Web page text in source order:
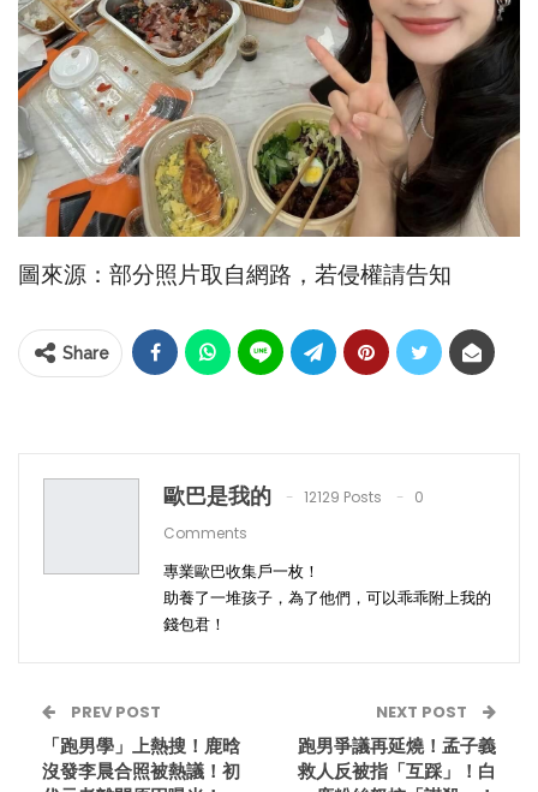
圖來源：部分照片取自網路，若侵權請告知
Share
歐巴是我的 12129 Posts
0
Comments
專業歐巴收集戶一枚！
助養了一堆孩子，為了他們，可以乖乖附上我的
錢包君！
PREV POST
「跑男學」上熱搜！鹿晗
沒發李晨合照被熱議！初
NEXT POST
跑男爭議再延燒！孟子義
救人反被指「互踩」！白